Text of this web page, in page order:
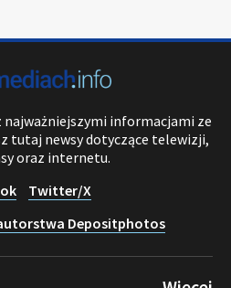
informacjami ze
tutaj newsy dotyczące telewizji,
oraz internetu.
Twitter/X
Depositphotos